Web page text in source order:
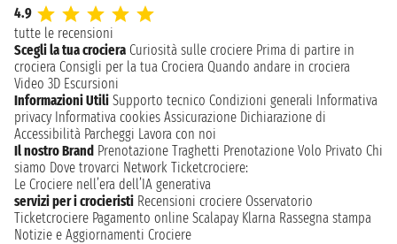
4.9
tutte le recensioni
Scegli la tua crociera Curiosità sulle crociere Prima di partire in
crociera Consigli per la tua Crociera Quando andare in crociera
Video 3D Escursioni
Informazioni Utili Supporto tecnico Condizioni generali Informativa
privacy Informativa cookies Assicurazione Dichiarazione di
Accessibilità Parcheggi Lavora con noi
Il nostro Brand Prenotazione Traghetti Prenotazione Volo Privato Chi
siamo Dove trovarci Network Ticketcrociere:
Le Crociere nell’era dell’IA generativa
servizi per i crocieristi Recensioni crociere Osservatorio
Ticketcrociere Pagamento online Scalapay Klarna Rassegna stampa
Notizie e Aggiornamenti Crociere